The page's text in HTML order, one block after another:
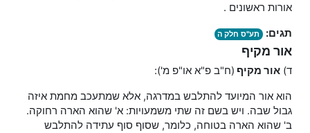
אורות ראשונים .
תגים: תע"ס חלק ה
אור מקיף
ד)אור מקיף (ח"ב פ"א או"פ מ'):
הוא אור המיועד להתלבש במדרגה, אלא שמתעכב מחמת איזה
גבול שבה. ויש בשם זה שתי משמעויות: א' שהוא הארה רחוקה.
ב' שהוא הארה בטוחה, כלומר, שסוף סוף עתידה להתלבש